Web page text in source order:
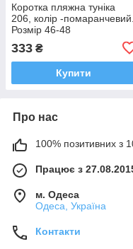
Коротка пляжна туніка
206, колір -помаранчевий.
Розмір 46-48
333 ₴
Купити
Про нас
100% позитивних з 10
Працює з
м. Одеса
Одеса, Україна
Контакти